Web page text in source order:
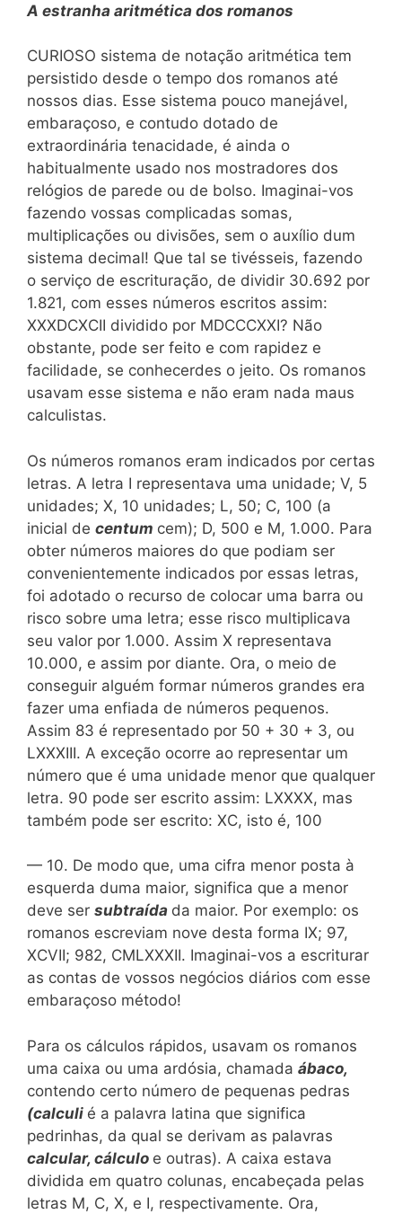
A estranha aritmética dos romanos
CURIOSO sistema de notação aritmética tem
persistido desde o tempo dos romanos até
nossos dias. Esse sistema pouco manejável,
embaraçoso, e contudo dotado de
extraordinária tenacidade, é ainda o
habitualmente usado nos mostradores dos
relógios de parede ou de bolso. Imaginai-vos
fazendo vossas complicadas somas,
multiplicações ou divisões, sem o auxílio dum
sistema decimal! Que tal se tivésseis, fazendo
o serviço de escrituração, de dividir 30.692 por
1.821, com esses números escritos assim:
XXXDCXCII dividido por MDCCCXXI? Não
obstante, pode ser feito e com rapidez e
facilidade, se conhecerdes o jeito. Os romanos
usavam esse sistema e não eram nada maus
calculistas.
Os números romanos eram indicados por certas
letras. A letra I representava uma unidade; V, 5
unidades; X, 10 unidades; L, 50; C, 100 (a
inicial de centum cem); D, 500 e M, 1.000. Para
obter números maiores do que podiam ser
convenientemente indicados por essas letras,
foi adotado o recurso de colocar uma barra ou
risco sobre uma letra; esse risco multiplicava
seu valor por 1.000. Assim X representava
10.000, e assim por diante. Ora, o meio de
conseguir alguém formar números grandes era
fazer uma enfiada de números pequenos.
Assim 83 é representado por 50 + 30 + 3, ou
LXXXIII. A exceção ocorre ao representar um
número que é uma unidade menor que qualquer
letra. 90 pode ser escrito assim: LXXXX, mas
também pode ser escrito: XC, isto é, 100
— 10. De modo que, uma cifra menor posta à
esquerda duma maior, significa que a menor
deve ser subtraída da maior. Por exemplo: os
romanos escreviam nove desta forma IX; 97,
XCVII; 982, CMLXXXII. Imaginai-vos a escriturar
as contas de vossos negócios diários com esse
embaraçoso método!
Para os cálculos rápidos, usavam os romanos
uma caixa ou uma ardósia, chamada ábaco,
contendo certo número de pequenas pedras
(calculi é a palavra latina que significa
pedrinhas, da qual se derivam as palavras
calcular, cálculo e outras). A caixa estava
dividida em quatro colunas, encabeçada pelas
letras M, C, X, e I, respectivamente. Ora,